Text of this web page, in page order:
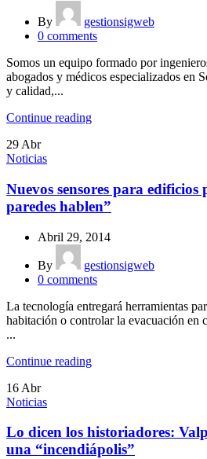
By
gestionsigweb
0 comments
Somos un equipo formado por
abogados y médicos especializados en
y calidad,...
Continue reading
29 Abr
Noticias
Nuevos sensores para
paredes hablen”
Abril 29, 2014
By
gestionsigweb
0 comments
La tecnología entregará herramientas
habitación o controlar la evacuación en
...
Continue reading
16 Abr
Noticias
Lo dicen los historiadores:
una “incendiápolis”